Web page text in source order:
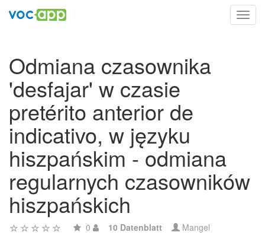
Odmiana czasownika
'desfajar' w czasie
pretérito anterior de
indicativo, w języku
hiszpańskim - odmiana
regularnych czasowników
hiszpańskich
0 10 Datenblatt Mangel